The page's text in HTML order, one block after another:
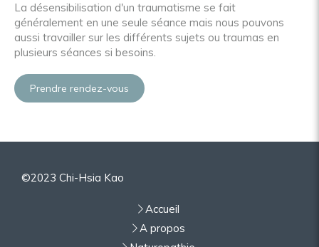
La désensibilisation d'un traumatisme se fait
généralement en une seule séance mais nous pouvons
aussi travailler sur les différents sujets ou traumas en
plusieurs séances si besoins.
Prendre rendez-vous
©2023 Chi-Hsia Kao
Accueil
A propos